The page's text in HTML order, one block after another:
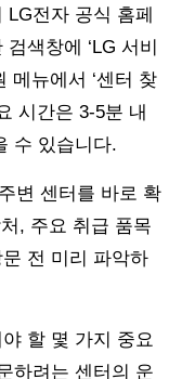
전자 공식 홈페
색창에 ‘LG 서비
메뉴에서 ‘센터 찾
시간은 3-5분 내
수 있습니다.
변 센터를 바로 확
, 주요 취급 품목
전 미리 파악하
할 몇 가지 중요
하려는 센터의 운